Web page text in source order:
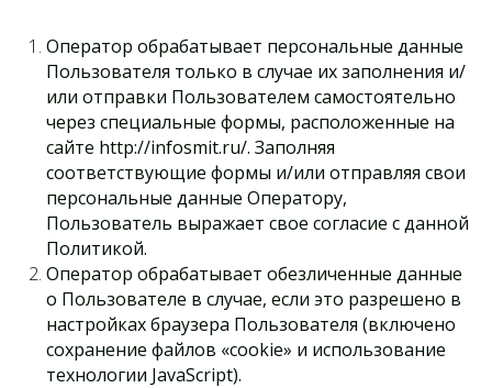
Оператор обрабатывает персональные данные
Пользователя только в случае их заполнения и/
или отправки Пользователем самостоятельно
через специальные формы, расположенные на
сайте http://infosmit.ru/. Заполняя
соответствующие формы и/или отправляя свои
персональные данные Оператору,
Пользователь выражает свое согласие с данной
Политикой.
Оператор обрабатывает обезличенные данные
о Пользователе в случае, если это разрешено в
настройках браузера Пользователя (включено
сохранение файлов «cookie» и использование
технологии JavaScript).